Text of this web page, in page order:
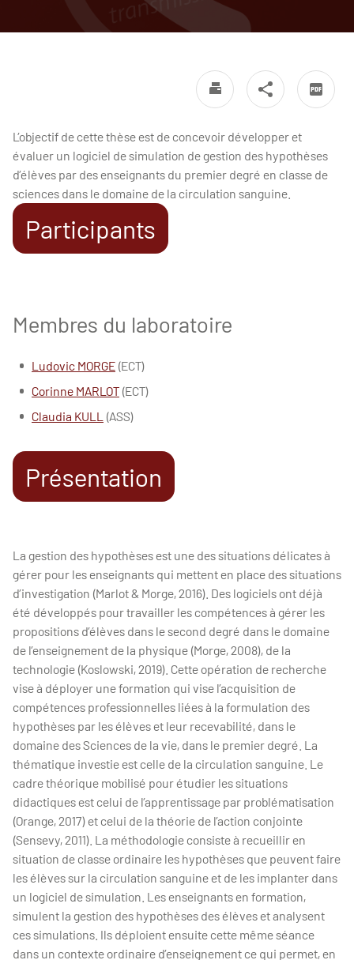
L’objectif de cette thèse est de concevoir développer et
évaluer un logiciel de simulation de gestion des hypothèses
d’élèves par des enseignants du premier degré en classe de
sciences dans le domaine de la circulation sanguine.
Participants
Membres du laboratoire
Ludovic MORGE (ECT)
Corinne MARLOT (ECT)
Claudia KULL (ASS)
Présentation
La gestion des hypothèses est une des situations délicates à
gérer pour les enseignants qui mettent en place des situations
d’investigation (Marlot & Morge, 2016). Des logiciels ont déjà
été développés pour travailler les compétences à gérer les
propositions d’élèves dans le second degré dans le domaine
de l’enseignement de la physique (Morge, 2008), de la
technologie (Koslowski, 2019). Cette opération de recherche
vise à déployer une formation qui vise l’acquisition de
compétences professionnelles liées à la formulation des
hypothèses par les élèves et leur recevabilité, dans le
domaine des Sciences de la vie, dans le premier degré. La
thématique investie est celle de la circulation sanguine. Le
cadre théorique mobilisé pour étudier les situations
didactiques est celui de l’apprentissage par problématisation
(Orange, 2017) et celui de la théorie de l’action conjointe
(Sensevy, 2011). La méthodologie consiste à recueillir en
situation de classe ordinaire les hypothèses que peuvent faire
les élèves sur la circulation sanguine et de les implanter dans
un logiciel de simulation. Les enseignants en formation,
simulent la gestion des hypothèses des élèves et analysent
ces simulations. Ils déploient ensuite cette même séance
dans un contexte ordinaire d’enseignement ce qui permet, en